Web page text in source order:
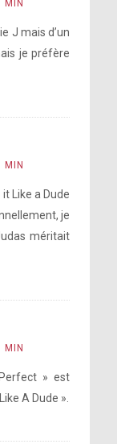
MIN
J mais d’un
je préfère
MIN
Like a Dude
je
méritait
MIN
» est
A Dude ».